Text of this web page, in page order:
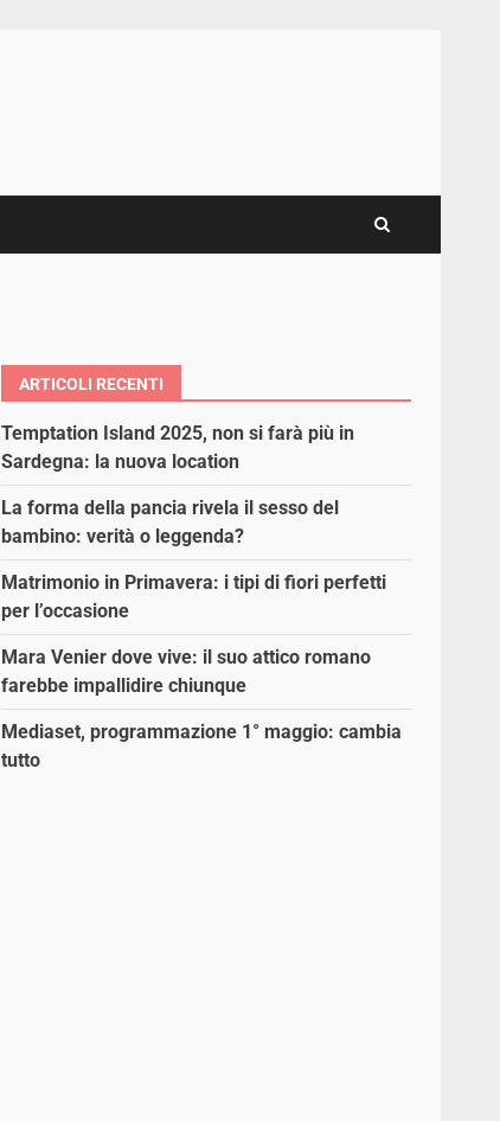
ARTICOLI RECENTI
Temptation Island 2025, non si farà più in
Sardegna: la nuova location
La forma della pancia rivela il sesso del
bambino: verità o leggenda?
Matrimonio in Primavera: i tipi di fiori perfetti
per l’occasione
Mara Venier dove vive: il suo attico romano
farebbe impallidire chiunque
Mediaset, programmazione 1° maggio: cambia
tutto